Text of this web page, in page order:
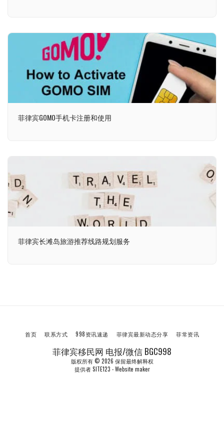
菲律宾GOMO手机卡注册和使用
菲律宾长滩岛旅游推荐线路规划服务
菲律宾移民网 电报/微信 BGC998
版权所有 © 2026 保留最终解释权
提供者SITE123 -Website maker
首页 联系方式 998资讯速递 菲律宾最新动态分享 菲常资讯